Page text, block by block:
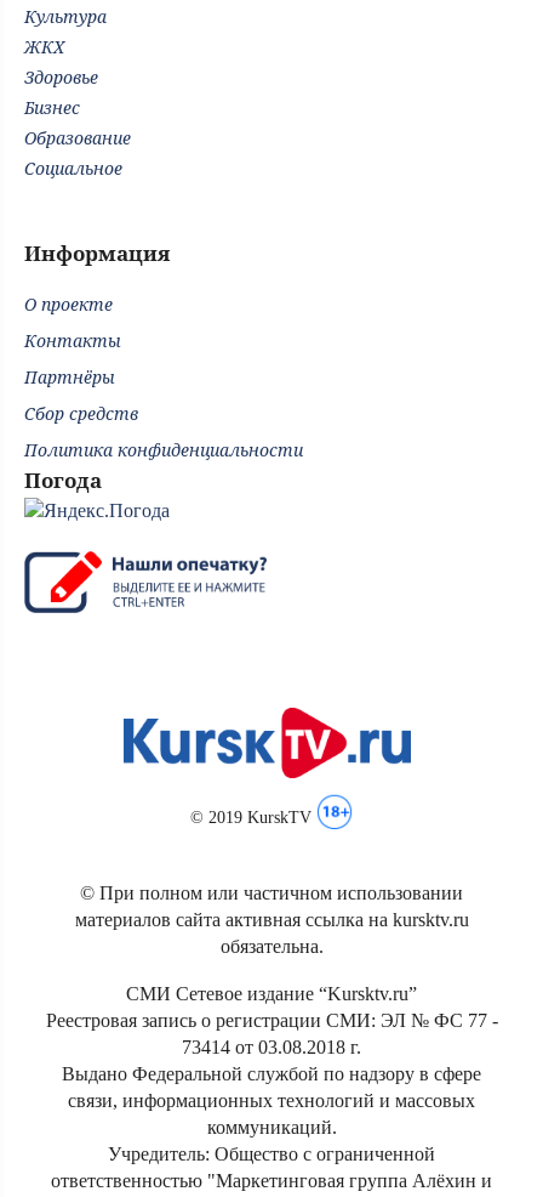
Культура
ЖКХ
Здоровье
Бизнес
Образование
Социальное
Информация
О проекте
Контакты
Партнёры
Сбор средств
Политика конфиденциальности
Погода
© 2019 KurskTV
© При полном или частичном использовании
материалов сайта активная ссылка на kursktv.ru
обязательна.
СМИ Сетевое издание “Kursktv.ru”
Реестровая запись о регистрации СМИ: ЭЛ № ФС 77 -
73414 от 03.08.2018 г.
Выдано Федеральной службой по надзору в сфере
связи, информационных технологий и массовых
коммуникаций.
Учредитель: Общество с ограниченной
ответственностью "Маркетинговая группа Алёхин и